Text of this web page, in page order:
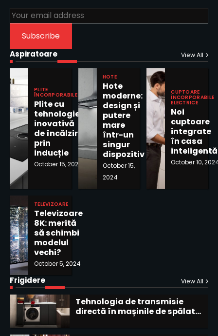
Subscribe
Aspiratoare View All
PLITE
ÎNCORPORABILE
Plite cu
tehnologie
inovativă
de încălzire
prin
inducție
October 15, 2024
HOTE
Hote
moderne:
design și
putere
mare
într-un
singur
dispozitiv
October 15,
2024
CUPTOARE
ÎNCORPORABILE
ELECTRICE
Noi
cuptoare
integrate
în casa
inteligentă
October 10,
TELEVIZOARE
Televizoare
8K: merită
să schimbi
modelul
vechi?
October 5, 2024
Frigidere View All
2
3
Aspiratoare cu funcție de
filtrare a aerului pentru
alergici
4
Secretele alegerii unui cuptor
compact pentru o bucătărie
mică
5
Cuptoare cu microunde cu
funcție de grill: ajutoare
perfecte în bucătărie
1
Comparație între mașinile de
uscat cu pompă de căldură și
cele fără
2
directă în mașinile de spălat:
3
Aspiratoare cu funcție de
filtrare a aerului pentru